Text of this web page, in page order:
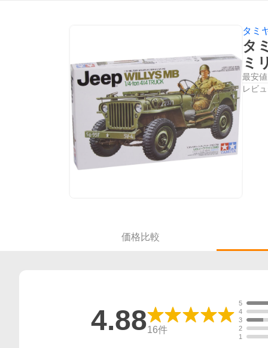
タミ
タ
ミ
最安値
レビ
価格比較
4.8816件
5
4
3
2
1